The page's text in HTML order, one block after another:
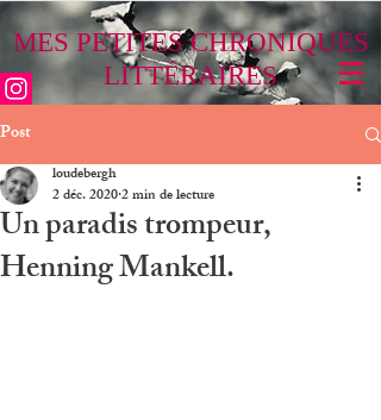
MES PETITES CHRONIQUES
LITTÉRAIRES
Post
Un paradis trompeur,
Henning Mankell.
loudebergh
2 déc. 20202 min de lecture